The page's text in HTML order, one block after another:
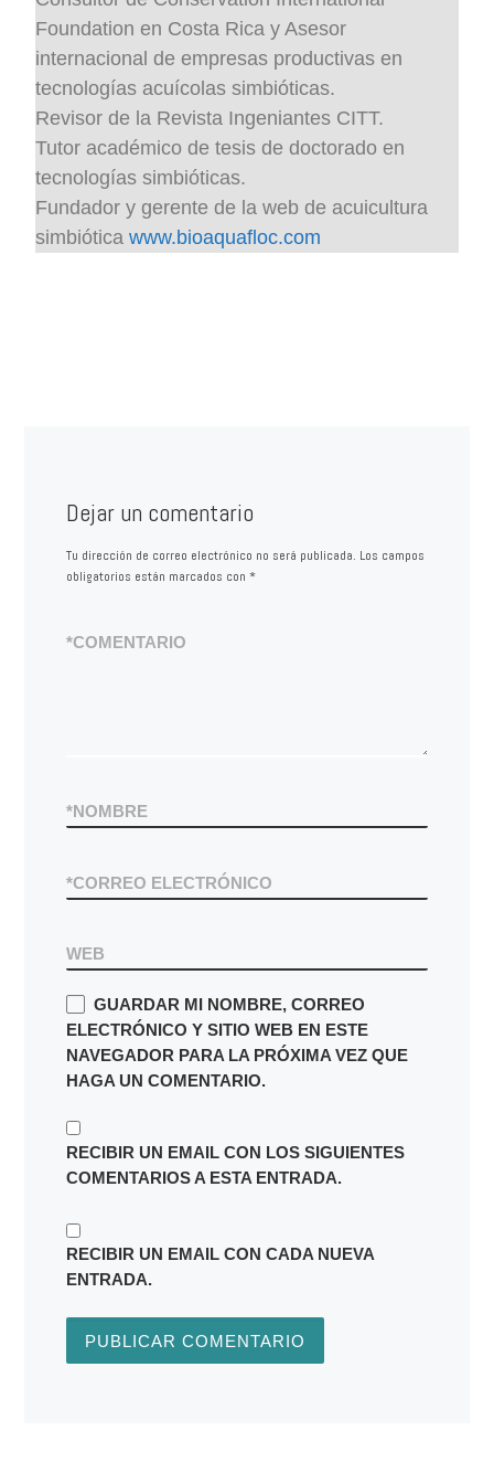
Foundation en Costa Rica y Asesor
internacional de empresas productivas en
tecnologías acuícolas simbióticas.
Revisor de la Revista Ingeniantes CITT.
Tutor académico de tesis de doctorado en
tecnologías simbióticas.
Fundador y gerente de la web de acuicultura
simbióticawww.bioaquafloc.com
Dejar un comentario
Tu dirección de correo electrónico no será publicada. Los campos
obligatorios están marcados con *
COMENTARIO
*
NOMBRE
*
CORREO ELECTRÓNICO
*
WEB
GUARDAR MI NOMBRE, CORREO
ELECTRÓNICO Y SITIO WEB EN ESTE
NAVEGADOR PARA LA PRÓXIMA VEZ QUE
HAGA UN COMENTARIO.
RECIBIR UN EMAIL CON LOS SIGUIENTES
COMENTARIOS A ESTA ENTRADA.
RECIBIR UN EMAIL CON CADA NUEVA
ENTRADA.